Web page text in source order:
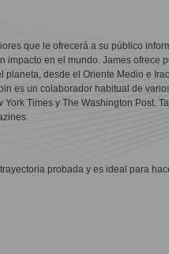
que le ofrecerá a su público
impacto en el mundo. James ofrece
desde el Oriente Medio e
es un colaborador habitual de
Times y The Washington Post.
probada y es ideal para